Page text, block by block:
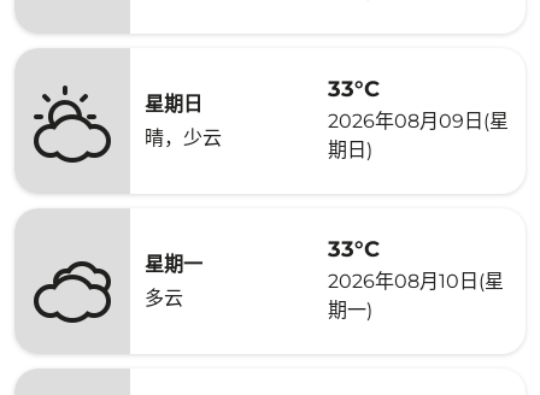
星期日
晴，少云
33°C
2026年08月09日(星
期日)
星期一
多云
33°C
2026年08月10日(星
期一)